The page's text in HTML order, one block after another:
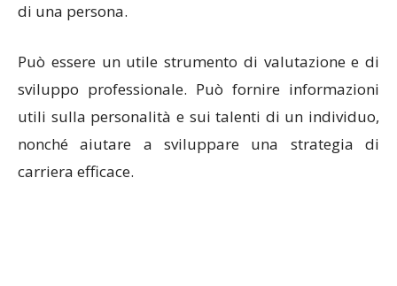
di una persona.
Può essere un utile strumento di valutazione e di
sviluppo professionale. Può fornire informazioni
utili sulla personalità e sui talenti di un individuo,
nonché aiutare a sviluppare una strategia di
carriera efficace.